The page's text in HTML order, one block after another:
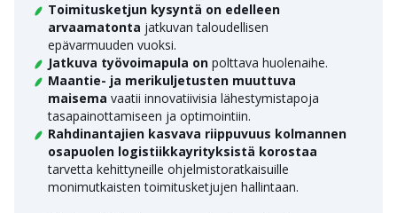
Toimitusketjun kysyntä on edelleen
arvaamatonta jatkuvan taloudellisen
epävarmuuden vuoksi.
Jatkuva työvoimapula on polttava huolenaihe.
Maantie- ja merikuljetusten muuttuva
maisema vaatii innovatiivisia lähestymistapoja
tasapainottamiseen ja optimointiin.
Rahdinantajien kasvava riippuvuus kolmannen
osapuolen logistiikkayrityksistä korostaa
tarvetta kehittyneille ohjelmistoratkaisuille
monimutkaisten toimitusketjujen hallintaan.